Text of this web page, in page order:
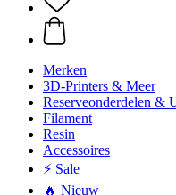
Merken
3D-Printers & Meer
Reserveonderdelen &
Filament
Resin
Accessoires
⚡ Sale
🔥 Nieuw